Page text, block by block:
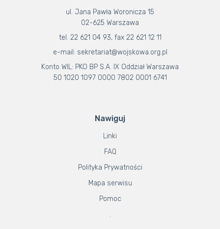
ul. Jana Pawła Woronicza 15
02-625 Warszawa
tel. 22 621 04 93, fax 22 621 12 11
e-mail: sekretariat@wojskowa.org.pl
Konto WIL: PKO BP S.A. IX Oddział Warszawa
50 1020 1097 0000 7802 0001 6741
Nawiguj
Linki
FAQ
Polityka Prywatności
Mapa serwisu
Pomoc
.